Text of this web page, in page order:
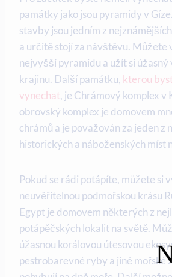
památky jako jsou pyramidy v
stavby jsou jedním z
a určitě stojí za návštěvu. Můžete
nejvyšší pyramidu a užít si úžasný
krajinu. Další památku, kterou
vynechat, je Chrámový komplex v
obrovský komplex je domovem
chrámů a je považován za jeden z
historických a náboženských míst
Pokud se rádi potápíte, můžete si
neuvěřitelnou podmořskou krásu
Egypt je domovem některých z
potápěčských lokalit na světě.
úžasnou korálovou útesovou
pestrobarevné ryby a jiné mořské